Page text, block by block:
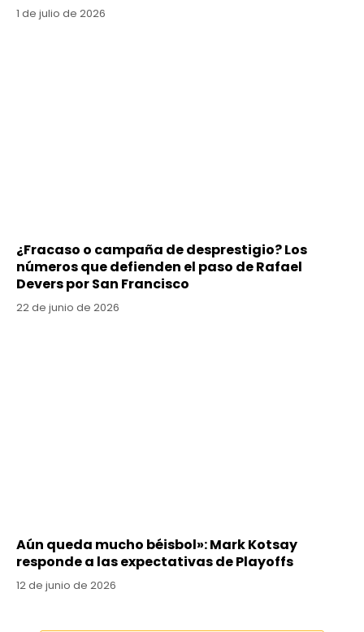
1 de julio de 2026
¿Fracaso o campaña de desprestigio? Los
números que defienden el paso de Rafael
Devers por San Francisco
22 de junio de 2026
Aún queda mucho béisbol»: Mark Kotsay
responde a las expectativas de Playoffs
12 de junio de 2026